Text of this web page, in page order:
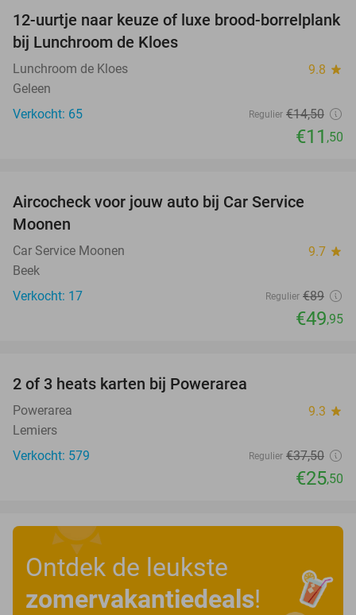
21%
12-uurtje naar keuze of luxe brood-borrelplank
bij Lunchroom de Kloes
Lunchroom de Kloes 9.8 star
Geleen
Verkocht: 65
Regulier €14,50
€11 ,50
Aircocheck voor jouw auto bij Car Service
Moonen
Car Service Moonen 9.7 star
Beek
Verkocht: 17
Regulier €89
€49,95
2 of 3 heats karten bij Powerarea
Powerarea 9.3 star
Lemiers
Verkocht: 579
Regulier €37,50
€25,50
Ontdek de leukste
zomervakantiedeals!